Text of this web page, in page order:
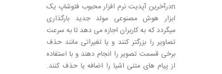
nدرآخرین آپدیت نرم افزار محبوب فتوشاپ یک
ابزار هوش مصنوعی مولد جدید بارگذاری
میگردد که به کاربران اجازه می دهد تا به سرعت
تصاویر را بزرگتر کنند و یا تغیراتی مانند حذف
برخی قسمت تصویر را انجام دهند و با استفاده
از پیام های متنی اشیا را اضافه یا حذف کنند.